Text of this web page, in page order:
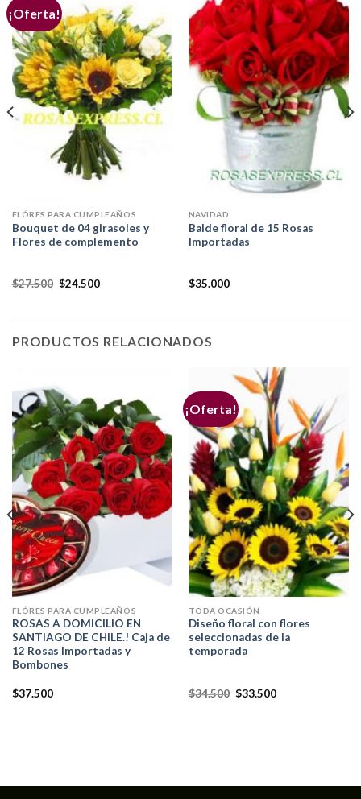
¡Oferta!
FLÓRES PARA CUMPLEAÑOS
Bouquet de 04 girasoles y
Flores de complemento
$27.500 $24.500
NAVIDAD
Balde floral de 15 Rosas
Importadas
$35.000
PRODUCTOS RELACIONADOS
FLÓRES PARA CUMPLEAÑOS
ROSAS A DOMICILIO EN
SANTIAGO DE CHILE.! Caja de
12 Rosas Importadas y
Bombones
$37.500
¡Oferta!
TODA OCASIÓN
Diseño floral con flores
seleccionadas de la
temporada
$34.500 $33.500